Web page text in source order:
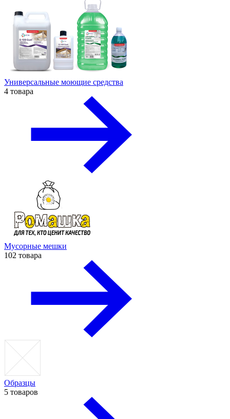
Универсальные моющие средства
4 товара
Мусорные мешки
102 товара
Образцы
5 товаров